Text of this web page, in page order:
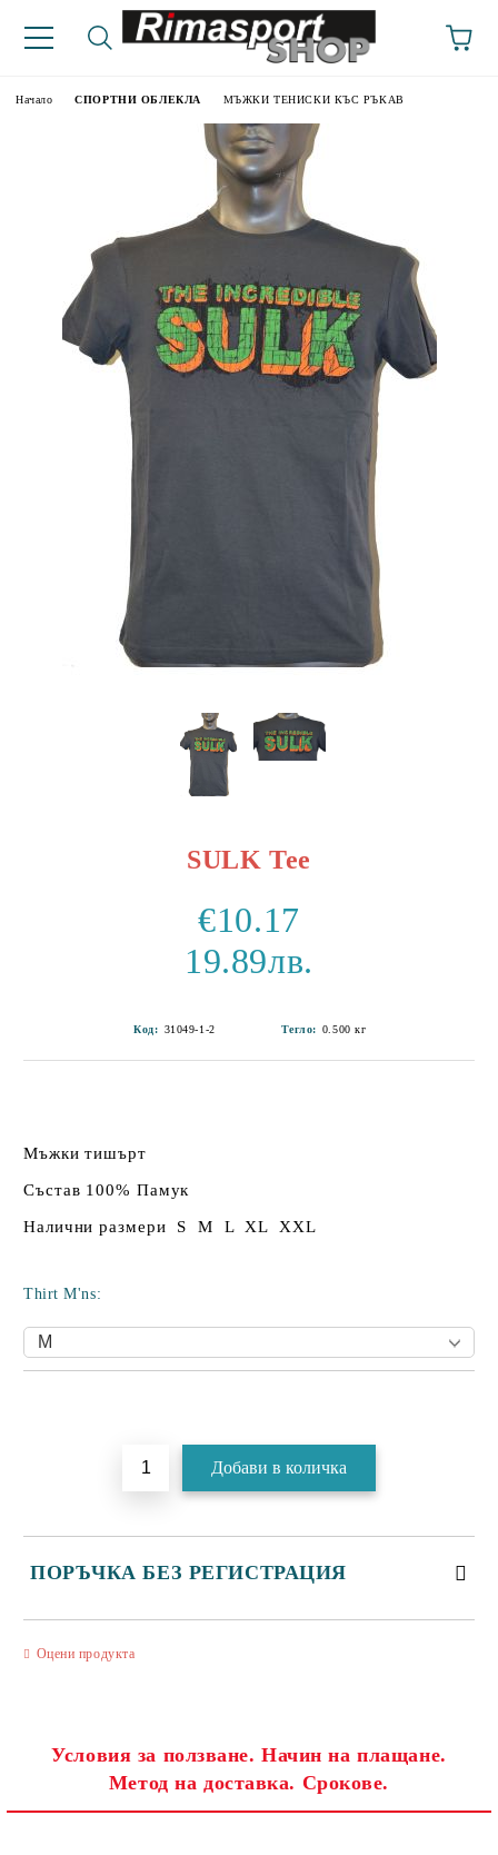
Начало СПОРТНИ ОБЛЕКЛА МЪЖКИ ТЕНИСКИ КЪС РЪКАВ
SULK Tee
€10.17
19.89лв.
Код: 31049-1-2 Тегло: 0.500 кг
Мъжки тишърт
Състав 100% Памук
Налични размери S M L XL XXL
Thirt M'ns:
ПОРЪЧКА БЕЗ РЕГИСТРАЦИЯ
Съгласен съм сПолитиката за лични данни
Оцени продукта
Условия за ползване. Начин на плащане.
Метод на доставка. Срокове.